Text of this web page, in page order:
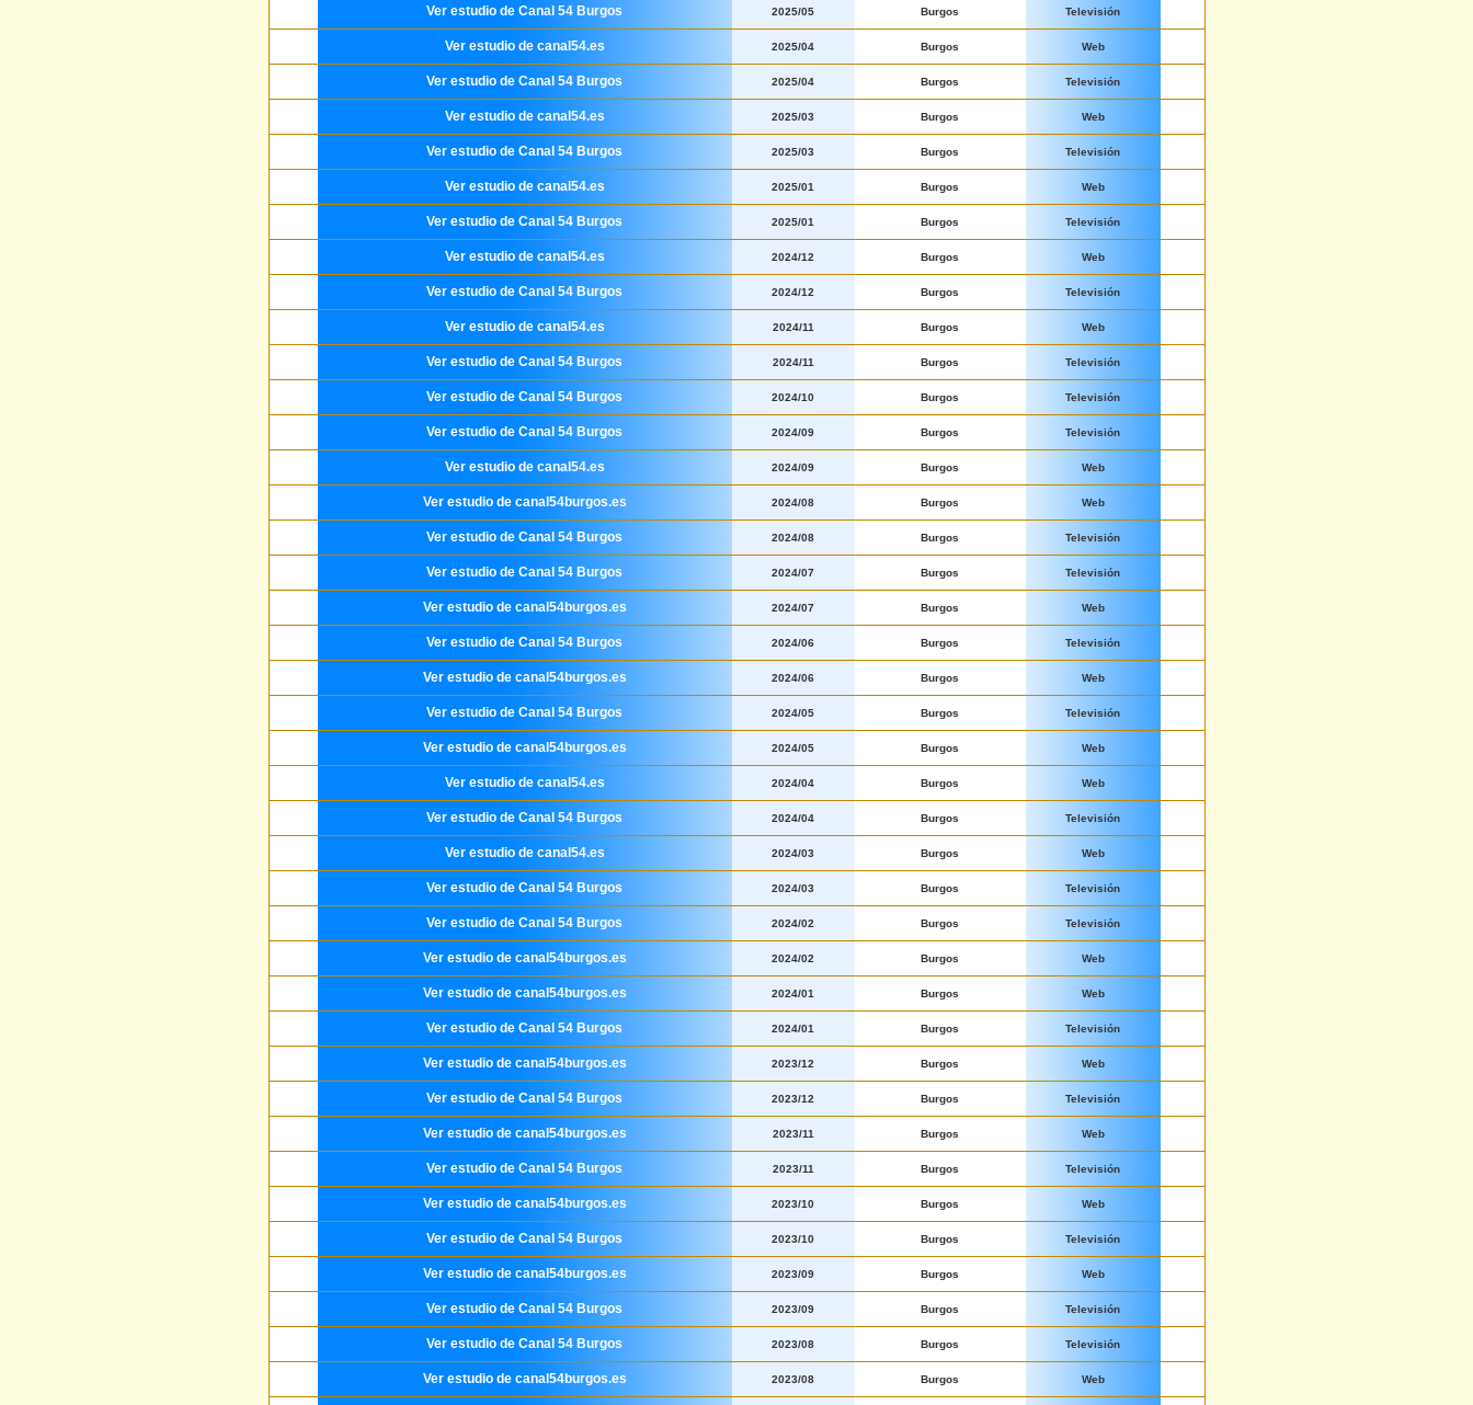
Ver estudio de Canal 54 Burgos 2025/05 Burgos Televisión
Ver estudio de canal54.es 2025/04 Burgos Web
Ver estudio de Canal 54 Burgos 2025/04 Burgos Televisión
Ver estudio de canal54.es 2025/03 Burgos Web
Ver estudio de Canal 54 Burgos 2025/03 Burgos Televisión
Ver estudio de canal54.es 2025/01 Burgos Web
Ver estudio de Canal 54 Burgos 2025/01 Burgos Televisión
Ver estudio de canal54.es 2024/12 Burgos Web
Ver estudio de Canal 54 Burgos 2024/12 Burgos Televisión
Ver estudio de canal54.es 2024/11 Burgos Web
Ver estudio de Canal 54 Burgos 2024/11 Burgos Televisión
Ver estudio de Canal 54 Burgos 2024/10 Burgos Televisión
Ver estudio de Canal 54 Burgos 2024/09 Burgos Televisión
Ver estudio de canal54.es 2024/09 Burgos Web
Ver estudio de canal54burgos.es 2024/08 Burgos Web
Ver estudio de Canal 54 Burgos 2024/08 Burgos Televisión
Ver estudio de Canal 54 Burgos 2024/07 Burgos Televisión
Ver estudio de canal54burgos.es 2024/07 Burgos Web
Ver estudio de Canal 54 Burgos 2024/06 Burgos Televisión
Ver estudio de canal54burgos.es 2024/06 Burgos Web
Ver estudio de Canal 54 Burgos 2024/05 Burgos Televisión
Ver estudio de canal54burgos.es 2024/05 Burgos Web
Ver estudio de canal54.es 2024/04 Burgos Web
Ver estudio de Canal 54 Burgos 2024/04 Burgos Televisión
Ver estudio de canal54.es 2024/03 Burgos Web
Ver estudio de Canal 54 Burgos 2024/03 Burgos Televisión
Ver estudio de Canal 54 Burgos 2024/02 Burgos Televisión
Ver estudio de canal54burgos.es 2024/02 Burgos Web
Ver estudio de canal54burgos.es 2024/01 Burgos Web
Ver estudio de Canal 54 Burgos 2024/01 Burgos Televisión
Ver estudio de canal54burgos.es 2023/12 Burgos Web
Ver estudio de Canal 54 Burgos 2023/12 Burgos Televisión
Ver estudio de canal54burgos.es 2023/11 Burgos Web
Ver estudio de Canal 54 Burgos 2023/11 Burgos Televisión
Ver estudio de canal54burgos.es 2023/10 Burgos Web
Ver estudio de Canal 54 Burgos 2023/10 Burgos Televisión
Ver estudio de canal54burgos.es 2023/09 Burgos Web
Ver estudio de Canal 54 Burgos 2023/09 Burgos Televisión
Ver estudio de Canal 54 Burgos 2023/08 Burgos Televisión
Ver estudio de canal54burgos.es 2023/08 Burgos Web